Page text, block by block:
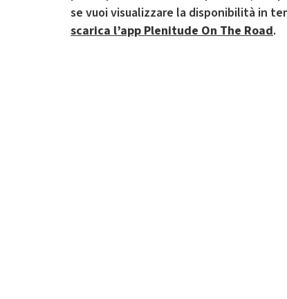
se vuoi visualizzare la disponibilità in
scarica l’app Plenitude On The Road.